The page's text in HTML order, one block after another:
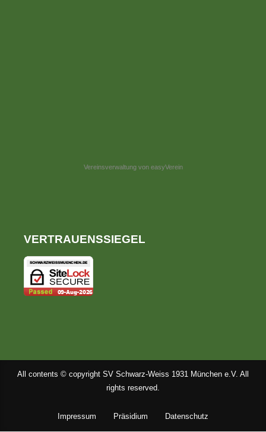
Vereinsverwaltung von easyVerein
VERTRAUENSSIEGEL
All contents © copyright SV Schwarz-Weiss 1931 München e.V. All
rights reserved.
Impressum Präsidium Datenschutz